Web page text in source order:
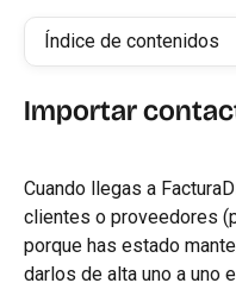
Índice de contenidos
Importar
Cuando llegas a
clientes o proveedores
porque has estado
darlos de alta uno a uno